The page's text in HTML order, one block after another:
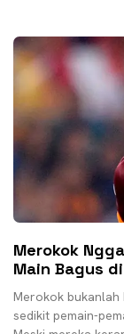
Merokok
Main Bagus di
Merokok bukanlah
sedikit pemain-